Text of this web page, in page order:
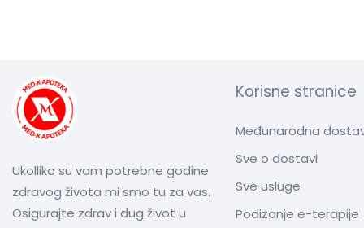
Ukolliko su vam potrebne godine
zdravog života mi smo tu za vas.
Osigurajte zdrav i dug život u
Korisne stranice
Međunarodna
Sve o dostavi
Sve usluge
Podizanje e-terapije